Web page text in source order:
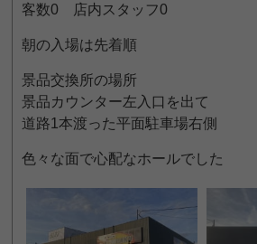
客数0 店内スタッフ0
朝の入場は先着順
景品交換所の場所
景品カウンター左入口を出て
道路1本渡った平面駐車場右側
色々な面で心配なホールでした